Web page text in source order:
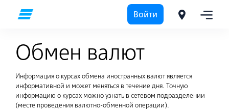
Войти
Обмен валют
Информация о курсах обмена иностранных валют является
информативной и может меняться в течение дня. Точную
информацию о курсах можно узнать в сетевом подразделении
(месте проведения валютно-обменной операции).